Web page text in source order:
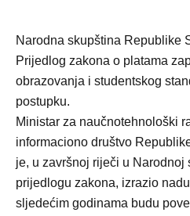
Narodna skupština Republike
Prijedlog zakona o platama
obrazovanja i studentskog
postupku.
Ministar za naučnotehnološki
informaciono društvo
je, u završnoj riječi u Narodnoj
prijedlogu zakona, izrazio
sljedećim godinama budu